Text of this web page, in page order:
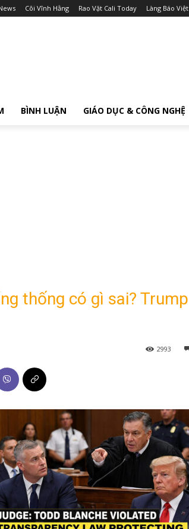
Cõi Vĩnh Hằng Rao Vặt Cali Today Làng Báo Việt
BÌNH LUẬN GIÁO DỤC & CÔNG NGHỆ
thống có gì sai? Trump
2993